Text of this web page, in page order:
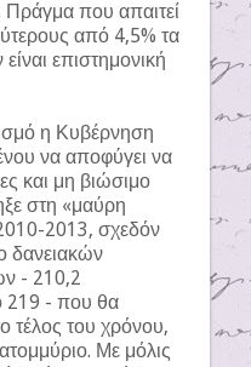
Πράγμα που απαιτεί
από 4,5% τα
επιστημονική
η Κυβέρνηση
να αποφύγει να
και μη βιώσιμο
στη «μαύρη
2013, σχεδόν
δανειακών
- 210,2
219 - που θα
τέλος του χρόνου,
Με μόλις